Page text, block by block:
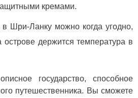
кремами.
Шри-Ланку можно когда угодно,
острове держится температура в
государство, способное
путешественника. Вы сможете